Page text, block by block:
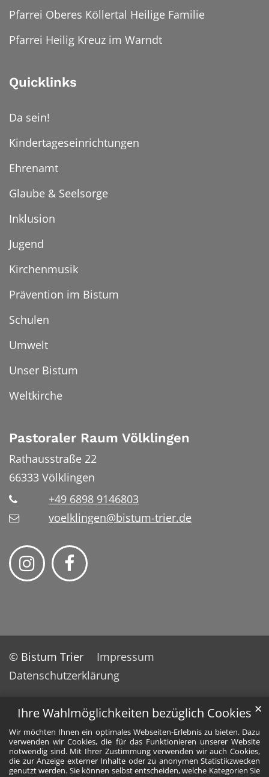
Ihre Wahlmöglichkeiten bezüglich Cookies
Wir möchten Ihnen ein optimales Webseiten-Erlebnis zu bieten. Dazu
verwenden wir Cookies, die für das Funktionieren unserer Website
notwendig sind. Mit Ihrer Zustimmung verwenden wir auch Cookies,
die zur Anzeige externer Inhalte oder zu anonymen Statistikzwecken
genutzt werden. Sie können selbst entscheiden, welche Kategorien Sie
✕
Pfarrei Oberes Köllertal Heilige Familie
Pfarrei Heilig Kreuz im Warndt
Quicklinks
Da sein!
Kindertageseinrichtungen
Ehrenamt
Glaube & Seelsorge
Inklusion
Jugend
Kirchenmusik
Prävention im Bistum
Schulen
Umwelt
Unser Bistum
Weltkirche
Pastoraler Raum Völklingen
Rathausstraße 22
66333 Völklingen
+49 6898 9146803
voelklingen@bistum-trier.de
© Bistum Trier
Impressum
Datenschutzerklärung